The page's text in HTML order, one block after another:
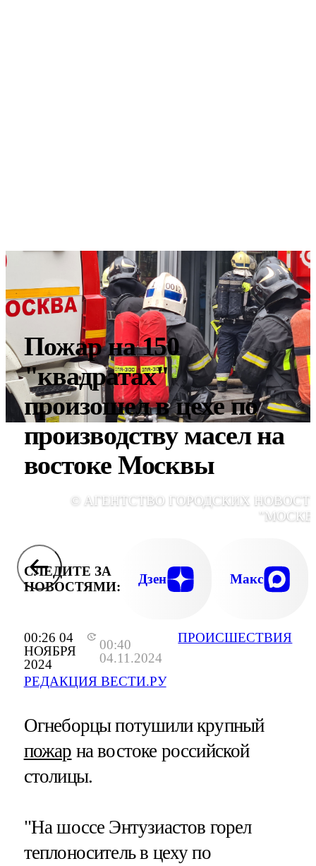
00:26 04
НОЯБРЯ
2024
00:40
04.11.2024
РЕДАКЦИЯ ВЕСТИ.РУ
ПРОИСШЕСТВИЯ
Пожар на 150
"квадратах"
произошел в цехе по
производству масел на
востоке Москвы
© АГЕНТСТВО ГОРОДСКИХ
СЛЕДИТЕ ЗА
НОВОСТЯМИ:
Дзен Макс
Огнеборцы потушили крупный
пожар на востоке российской
столицы.
"На шоссе Энтузиастов горел
теплоноситель в цеху по